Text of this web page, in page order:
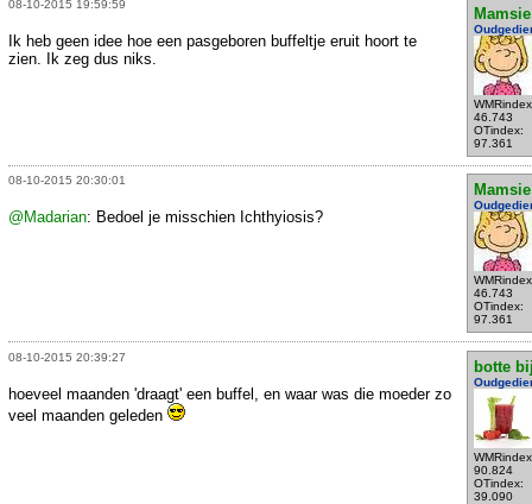
08-10-2015 19:59:59
Mamsie
46.743
OTindex:
97.361
Ik heb geen idee hoe een pasgeboren buffeltje eruit hoort te
zien. Ik zeg dus niks.
08-10-2015 20:30:01
Mamsie
46.743
OTindex:
97.361
@Madarian: Bedoel je misschien Ichthyiosis?
08-10-2015 20:39:27
botte
90.824
OTindex:
39.090
hoeveel maanden 'draagt' een buffel, en waar was die moeder zo
veel maanden geleden